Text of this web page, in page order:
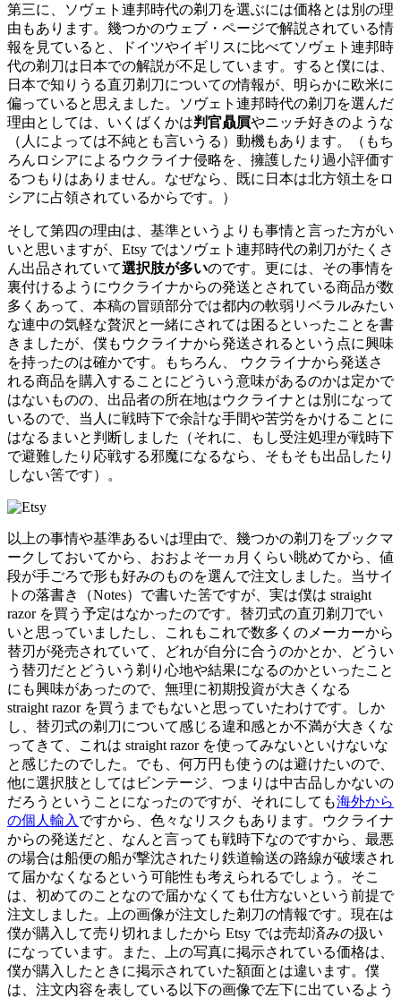
第三に、ソヴェト連邦時代の剃刀を選ぶには価格とは別の理
由もあります。幾つかのウェブ・ページで解説されている情
報を見ていると、ドイツやイギリスに比べてソヴェト連邦時
代の剃刀は日本での解説が不足しています。すると僕には、
日本で知りうる直刃剃刀についての情報が、明らかに欧米に
偏っていると思えました。ソヴェト連邦時代の剃刀を選んだ
理由としては、いくばくかは判官贔屓やニッチ好きのような
（人によっては不純とも言いうる）動機もあります。（もち
ろんロシアによるウクライナ侵略を、擁護したり過小評価す
るつもりはありません。なぜなら、既に日本は北方領土をロ
シアに占領されているからです。）
そして第四の理由は、基準というよりも事情と言った方がい
いと思いますが、Etsy ではソヴェト連邦時代の剃刀がたくさ
ん出品されていて選択肢が多いのです。更には、その事情を
裏付けるようにウクライナからの発送とされている商品が数
多くあって、本稿の冒頭部分では都内の軟弱リベラルみたい
な連中の気軽な贅沢と一緒にされては困るといったことを書
きましたが、僕もウクライナから発送されるという点に興味
を持ったのは確かです。もちろん、 ウクライナから発送さ
れる商品を購入することにどういう意味があるのかは定かで
はないものの、出品者の所在地はウクライナとは別になって
いるので、当人に戦時下で余計な手間や苦労をかけることに
はなるまいと判断しました（それに、もし受注処理が戦時下
で避難したり応戦する邪魔になるなら、そもそも出品したり
しない筈です）。
以上の事情や基準あるいは理由で、幾つかの剃刀をブックマ
ークしておいてから、おおよそ一ヵ月くらい眺めてから、値
段が手ごろで形も好みのものを選んで注文しました。当サイ
トの落書き（Notes）で書いた筈ですが、実は僕は straight
razor を買う予定はなかったのです。替刃式の直刃剃刀でい
いと思っていましたし、これもこれで数多くのメーカーから
替刃が発売されていて、どれが自分に合うのかとか、どうい
う替刃だとどういう剃り心地や結果になるのかといったこと
にも興味があったので、無理に初期投資が大きくなる
straight razor を買うまでもないと思っていたわけです。しか
し、替刃式の剃刀について感じる違和感とか不満が大きくな
ってきて、これは straight razor を使ってみないといけないな
と感じたのでした。でも、何万円も使うのは避けたいので、
他に選択肢としてはビンテージ、つまりは中古品しかないの
だろうということになったのですが、それにしても海外から
の個人輸入 ですから、色々なリスクもあります。ウクライナ
からの発送だと、なんと言っても戦時下なのですから、最悪
の場合は船便の船が撃沈されたり鉄道輸送の路線が破壊され
て届かなくなるという可能性も考えられるでしょう。そこ
は、初めてのことなので届かなくても仕方ないという前提で
注文しました。上の画像が注文した剃刀の情報です。現在は
僕が購入して売り切れましたから Etsy では売却済みの扱い
になっています。また、上の写真に掲示されている価格は、
僕が購入したときに掲示されていた額面とは違います。僕
は、注文内容を表している以下の画像で左下に出ているよう